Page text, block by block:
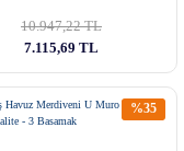
10.947,22 TL
7.115,69 TL
%35